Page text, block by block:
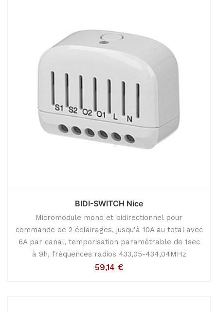
BIDI-SWITCH Nice
Micromodule mono et bidirectionnel pour
commande de 2 éclairages, jusqu'à 10A au total avec
6A par canal, temporisation paramétrable de 1sec
à 9h, fréquences radios 433,05-434,04MHz
59,14 €